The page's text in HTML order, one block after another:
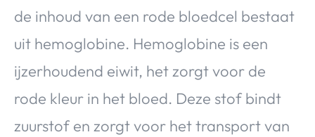
de inhoud van een rode bloedcel bestaat
uit hemoglobine. Hemoglobine is een
ijzerhoudend eiwit, het zorgt voor de
rode kleur in het bloed. Deze stof bindt
zuurstof en zorgt voor het transport van